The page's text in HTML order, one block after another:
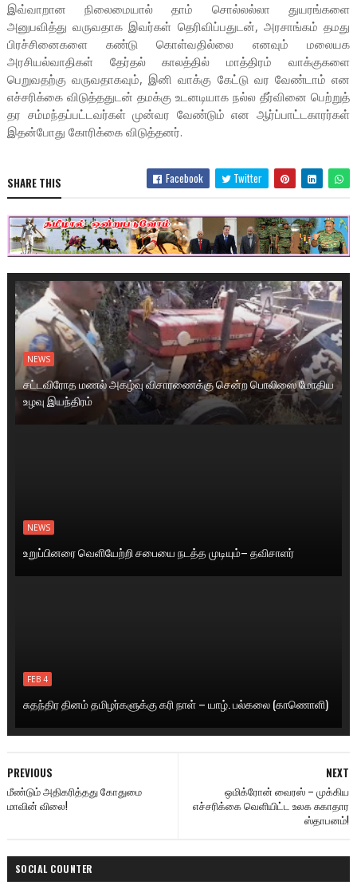
இவ்வாறான நிலைமையால் தாம் சொல்லல்லா துயரங்களை
அனுபவித்து வருவதாக இவர்கள் தெரிவிப்பதுடன், அரசாங்கம் தமது
பிரச்சினைகளை கண்டு கொள்வதில்லை எனவும் மலையக
அரசியல்வாதிகள் தேர்தல் காலத்தில் மாத்திரம் வாக்குகளை
பெறுவதற்கு வருவதாகவும், இனி வாக்கு கேட்டு வர வேண்டாம் என
எச்சரிக்கை விடுத்ததுடன் தமக்கு உடனடியாக நல்ல தீர்வினை பெற்றுத்
தர சம்மந்தப்பட்டவர்கள் முன்வர வேண்டும் என ஆர்ப்பாட்டகாரர்கள்
இதன்போது கோரிக்கை விடுத்தனர்.
SHARE THIS Facebook Twitter
NEWS
சட்டவிரோத மணல் அகழ்வு விசாரணைக்கு சென்ற பொலிஸை மோதிய
உழவு இயந்திரம்
NEWS
உறுப்பினரை வெளியேற்றி சபையை நடத்த முடியும்– தவிசாளர்
FEB 4
சுதந்திர தினம் தமிழர்களுக்கு கரி நாள் – யாழ். பல்கலை (காணொளி)
NEXT
ஒமிக்ரோன் வைரஸ் – முக்கிய
எச்சரிக்கை வெளியிட்ட உலக சுகாதார
ஸ்தாபனம்!
PREVIOUS
மீண்டும் அதிகரித்தது கோதுமை
மாவின் விலை!
SOCIAL COUNTER